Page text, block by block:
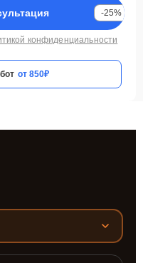
-25%
конфиденциальности
от 850₽